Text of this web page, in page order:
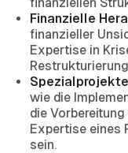
Finanzielle
finanzieller
Expertise in
Spezialprojekte
wie die
die
Expertise eines
sein.